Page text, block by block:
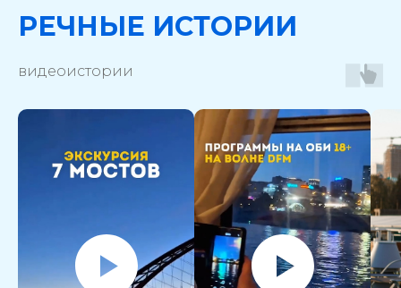
РЕЧНЫЕ ИСТОРИИ
видеоистории